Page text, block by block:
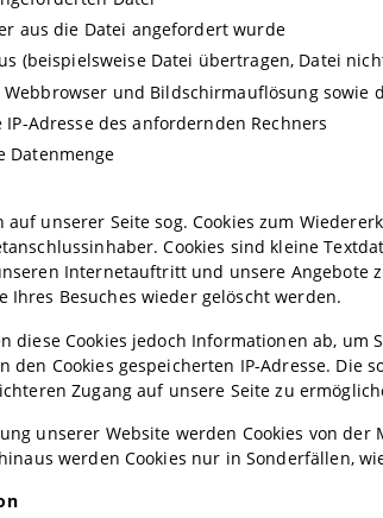
aus die Datei angefordert wurde
(beispielsweise Datei übertragen, Datei
und Bildschirmauflösung sowie
Adresse des anfordernden Rechners
Datenmenge
auf unserer Seite sog. Cookies zum
Cookies sind kleine
Internetauftritt und unsere Angebote
Ihres Besuches wieder gelöscht werden.
diese Cookies jedoch Informationen ab,
den Cookies gespeicherten IP-Adresse.
Zugang auf unsere Seite zu
unserer Website werden Cookies von
werden Cookies nur in Sonderfällen,